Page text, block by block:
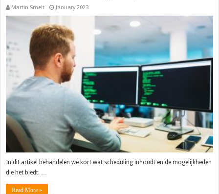
Martin Smelt January 2023
In dit artikel behandelen we kort wat scheduling inhoudt en de mogelijkheden
die het biedt. …
Read More »